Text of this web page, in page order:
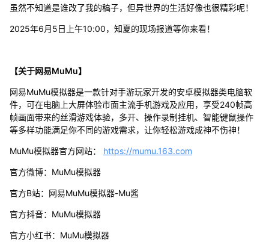
虽然不知道是谁改了我的稿子，但异世界的生活好像也很精彩呢！
2025年6月5日上午10:00，知夏的现场报道等你来看！
【关于网易MuMu】
网易MuMu模拟器是一款针对手游玩家开发的安卓模拟器类电脑软
件，可在电脑上大屏体验市面主流手机游戏及应用，享受240帧高
帧画面带来的丝滑游戏体验，多开、操作录制挂机、智能键鼠操作
等多样功能满足你不同的游戏需求，让你轻松游戏成神不伤神！
MuMu模拟器官方网站： https://mumu.163.com
官方微博：MuMu模拟器
官方B站：网易MuMu模拟器-Mu酱
官方抖音：MuMu模拟器
官方小红书：MuMu模拟器